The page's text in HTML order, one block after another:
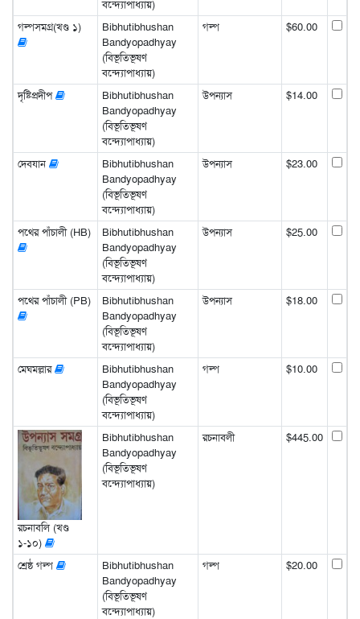
বন্দ্যোপাধ্যায়)
গল্পসমগ্র(খণ্ড ১)
Bibhutibhushan
Bandyopadhyay
(বিভূতিভূষণ
বন্দ্যোপাধ্যায়)
গল্প $60.00
দৃষ্টিপ্রদীপ
Bibhutibhushan
Bandyopadhyay
(বিভূতিভূষণ
বন্দ্যোপাধ্যায়)
উপন্যাস $14.00
দেবযান
Bibhutibhushan
Bandyopadhyay
(বিভূতিভূষণ
বন্দ্যোপাধ্যায়)
উপন্যাস $23.00
পথের পাঁচালী (HB)
Bibhutibhushan
Bandyopadhyay
(বিভূতিভূষণ
বন্দ্যোপাধ্যায়)
উপন্যাস $25.00
পথের পাঁচালী (PB)
Bibhutibhushan
Bandyopadhyay
(বিভূতিভূষণ
বন্দ্যোপাধ্যায়)
উপন্যাস $18.00
মেঘমল্লার
Bibhutibhushan
Bandyopadhyay
(বিভূতিভূষণ
বন্দ্যোপাধ্যায়)
গল্প $10.00
রচনাবলি (খণ্ড
১-১০)
Bibhutibhushan
Bandyopadhyay
(বিভূতিভূষণ
বন্দ্যোপাধ্যায়)
রচনাবলী $445.00
শ্রেষ্ঠ গল্প
Bibhutibhushan
Bandyopadhyay
(বিভূতিভূষণ
বন্দ্যোপাধ্যায়)
গল্প $20.00